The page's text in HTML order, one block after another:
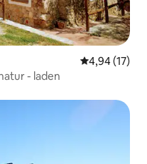
4,94 ud af 5
4,94 (17)
- laden